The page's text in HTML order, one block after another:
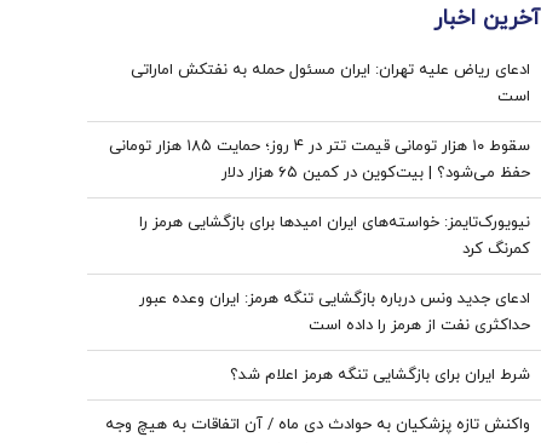
آخرین اخبار
ادعای ریاض علیه تهران: ایران مسئول حمله به نفتکش اماراتی
است
سقوط ۱۰ هزار تومانی قیمت تتر در ۴ روز؛ حمایت ۱۸۵ هزار تومانی
حفظ می‌شود؟ | بیت‌کوین در کمین ۶۵ هزار دلار
نیویورک‌تایمز: خواسته‌های ایران امیدها برای بازگشایی هرمز را
کمرنگ کرد
ادعای جدید ونس درباره بازگشایی تنگه هرمز: ایران وعده عبور
حداکثری نفت از هرمز را داده است
شرط ایران برای بازگشایی تنگه هرمز اعلام شد؟
واکنش تازه پزشکیان به حوادث دی ماه / آن اتفاقات به هیچ وجه